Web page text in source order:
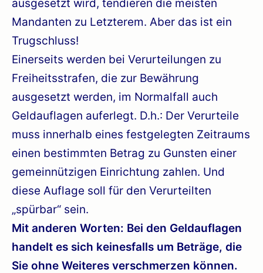
ausgesetzt wird, tendieren die meisten
Mandanten zu Letzterem. Aber das ist ein
Trugschluss!
Einerseits werden bei Verurteilungen zu
Freiheitsstrafen, die zur Bewährung
ausgesetzt werden, im Normalfall auch
Geldauflagen auferlegt. D.h.: Der Verurteile
muss innerhalb eines festgelegten Zeitraums
einen bestimmten Betrag zu Gunsten einer
gemeinnützigen Einrichtung zahlen. Und
diese Auflage soll für den Verurteilten
„spürbar“ sein.
Mit anderen Worten: Bei den Geldauflagen
handelt es sich keinesfalls um Beträge, die
Sie ohne Weiteres verschmerzen können.